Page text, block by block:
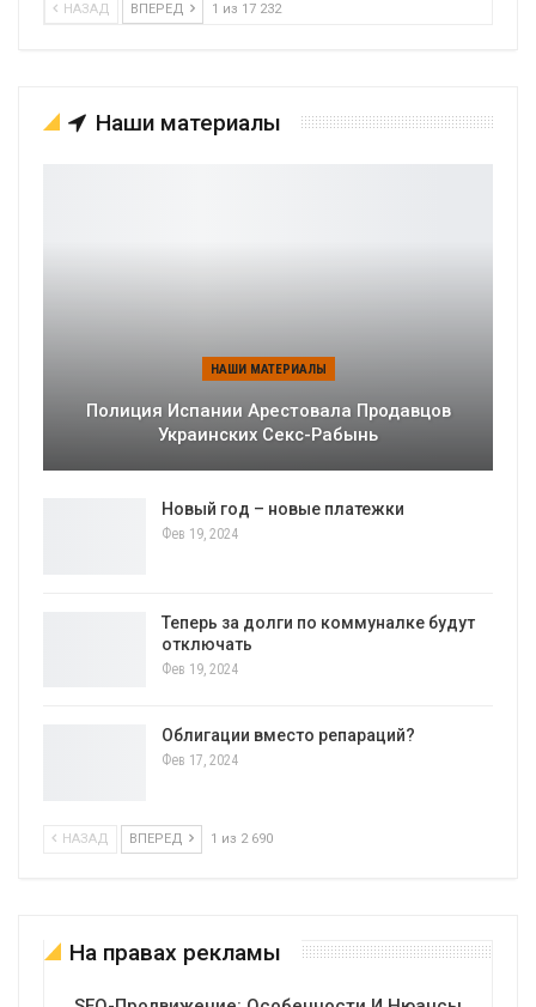
НАЗАД ВПЕРЕД 1 из 17 232
Наши материалы
НАШИ МАТЕРИАЛЫ
Полиция Испании Арестовала Продавцов
Украинских Секс-Рабынь
Новый год – новые платежки
Фев 19, 2024
Теперь за долги по коммуналке будут
отключать
Фев 19, 2024
Облигации вместо репараций?
Фев 17, 2024
НАЗАД ВПЕРЕД 1 из 2 690
На правах рекламы